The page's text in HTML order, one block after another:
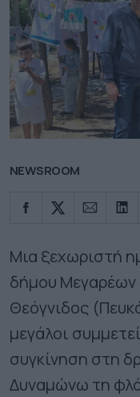
NEWSROOM
Μια ξεχωριστή
δήμου Μεγαρέων
Θεόγνιδος
μεγάλοι
συγκίνηση στη
Δυναμώνω τη